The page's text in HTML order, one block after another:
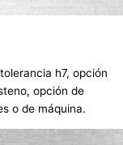
h7, opción
opción de
o de máquina.